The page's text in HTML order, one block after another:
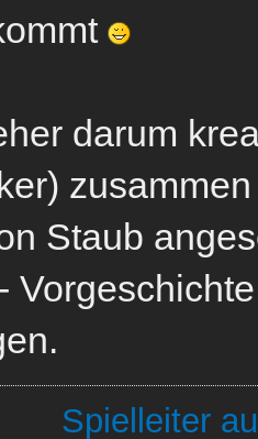
darum
Staub
Spielleiter